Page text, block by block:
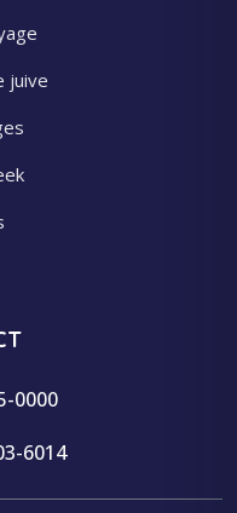
juive
0000
6014